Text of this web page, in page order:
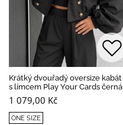
Krátký dvouřadý oversize kabát
s límcem Play Your Cards černá
1 079,00 Kč
ONE SIZE